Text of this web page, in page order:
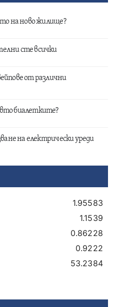
на ново жилище?
сте всички
от различни
биалетките?
на електрически уреди
1.95583
1.1539
0.86228
0.9222
53.2384